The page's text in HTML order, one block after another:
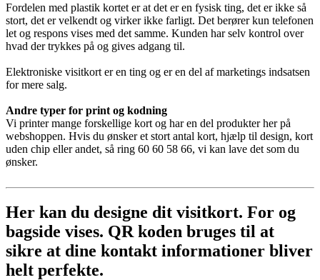
Fordelen med plastik kortet er at det er en fysisk ting, det er ikke så
stort, det er velkendt og virker ikke farligt. Det berører kun telefonen
let og respons vises med det samme. Kunden har selv kontrol over
hvad der trykkes på og gives adgang til.
Elektroniske visitkort er en ting og er en del af marketings indsatsen
for mere salg.
Andre typer for print og kodning
Vi printer mange forskellige kort og har en del produkter her på
webshoppen. Hvis du ønsker et stort antal kort, hjælp til design, kort
uden chip eller andet, så ring 60 60 58 66, vi kan lave det som du
ønsker.
Her kan du designe dit visitkort. For og
bagside vises. QR koden bruges til at
sikre at dine kontakt informationer bliver
helt perfekte.